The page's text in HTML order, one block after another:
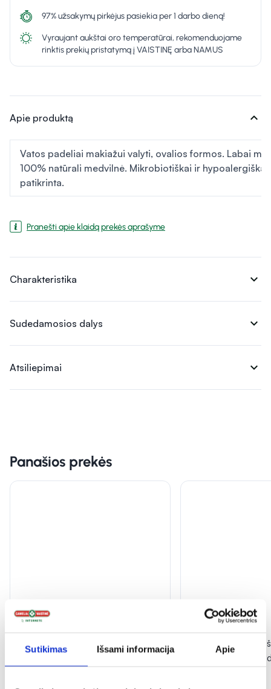
Sutikimas Išsami informacija Apie
97% užsakymų pirkėjus pasiekia per 1 darbo dieną!
Vyraujant aukštai oro temperatūrai, rekomenduojame
rinktis prekių pristatymą į VAISTINĘ arba NAMUS
Apie produktą expand_more
Vatos padeliai makiažui valyti, ovalios formos. Labai
100% natūrali medvilnė. Mikrobiotiškai ir hypoalergiškai
patikrinta.
Pranešti apie klaidą prekės aprašyme
Charakteristika expand_more
Sudedamosios dalys expand_more
Atsiliepimai expand_more
Panašios prekės
-40%
PHARMA LINE dušo želė AGE
-40%
PHARMA LINE
brandžiai, sausai